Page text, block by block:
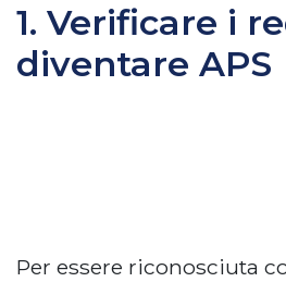
1. Verificare i
diventare APS
Per essere riconosciuta